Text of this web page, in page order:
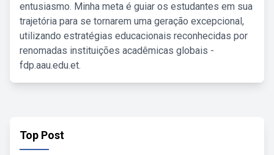
entusiasmo. Minha meta é guiar os estudantes em sua
trajetória para se tornarem uma geração excepcional,
utilizando estratégias educacionais reconhecidas por
renomadas instituições acadêmicas globais -
fdp.aau.edu.et.
Top Post